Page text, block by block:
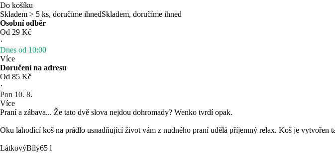
Do košíku
Skladem > 5 ks, doručíme ihnedSkladem, doručíme ihned
Osobní odběr
Od 29 Kč
·
Dnes od 10:00
Více
Doručení na adresu
Od 85 Kč
·
Pon 10. 8.
Více
Praní a zábava... Že tato dvě slova nejdou dohromady? Wenko tvrdí opak.
Oku lahodící koš na prádlo usnadňující život vám z nudného praní udělá příjemný relax. Koš je vytvořen
LátkovýBílý65 l